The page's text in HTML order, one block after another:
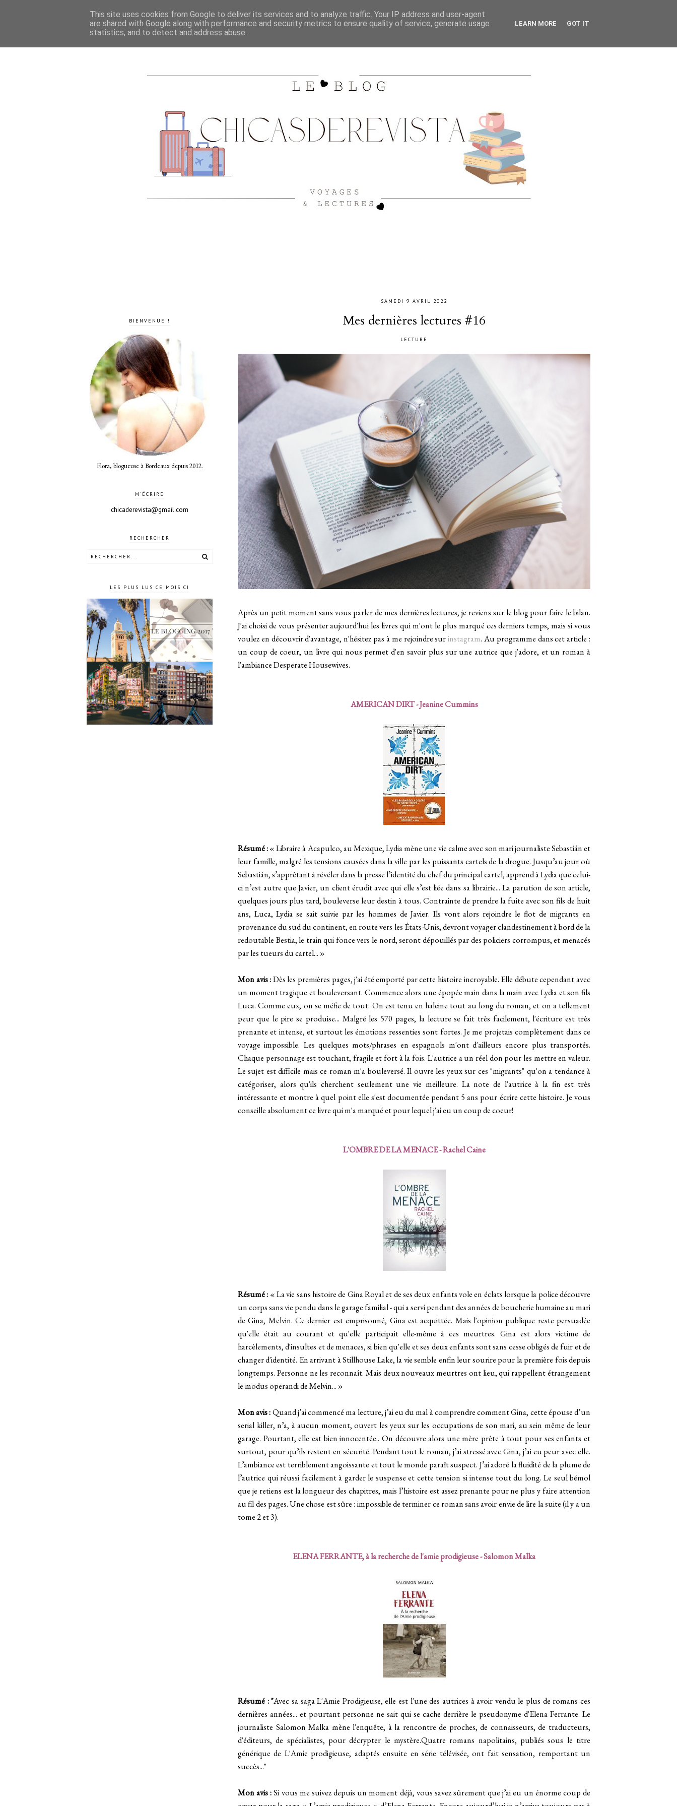
ACCUEIL A PROPOS SHOPPING CITY GUIDE BORDEAUX VOYAGES CATEGORIES
SAMEDI 9 AVRIL 2022
Mes dernières lectures #16
LECTURE
Après un petit moment sans vous parler de mes dernières lectures, je reviens sur le blog pour faire le bilan.
J'ai choisi de vous présenter aujourd'hui les livres qui m'ont le plus marqué ces derniers temps, mais si vous
voulez en découvrir d'avantage, n'hésitez pas à me rejoindre surinstagram. Au programme dans cet article :
un coup de coeur, un livre qui nous permet d'en savoir plus sur une autrice que j'adore, et un roman à
l'ambiance Desperate Housewives.
AMERICAN DIRT - Jeanine Cummins
Résumé :« Libraire à Acapulco, au Mexique, Lydia mène une vie calme avec son mari journaliste Sebastián et
leur famille, malgré les tensions causées dans la ville par les puissants cartels de la drogue. Jusqu’au jour où
Sebastián, s’apprêtant à révéler dans la presse l’identité du chef du principal cartel, apprend à Lydia que celui-
ci n’est autre que Javier, un client érudit avec qui elle s’est liée dans sa librairie... La parution de son article,
quelques jours plus tard, bouleverse leur destin à tous. Contrainte de prendre la fuite avec son fils de huit
ans, Luca, Lydia se sait suivie par les hommes de Javier. Ils vont alors rejoindre le flot de migrants en
provenance du sud du continent, en route vers les États-Unis, devront voyager clandestinement à bord de la
redoutable Bestia, le train qui fonce vers le nord, seront dépouillés par des policiers corrompus, et menacés
par les tueurs du cartel... »
Mon avis :Dès les premières pages, j'ai été emporté par cette histoire incroyable. Elle débute cependant avec
un moment tragique et bouleversant. Commence alors une épopée main dans la main avec Lydia et son fils
Luca. Comme eux, on se méfie de tout. On est tenu en haleine tout au long du roman, et on a tellement
peur que le pire se produise... Malgré les 570 pages, la lecture se fait très facilement, l'écriture est très
prenante et intense, et surtout les émotions ressenties sont fortes. Je me projetais complètement dans ce
voyage impossible. Les quelques mots/phrases en espagnols m'ont d'ailleurs encore plus transportés.
Chaque personnage est touchant, fragile et fort à la fois. L'autrice a un réel don pour les mettre en valeur.
Le sujet est difficile mais ce roman m'a bouleversé. Il ouvre les yeux sur ces "migrants" qu'on a tendance à
catégoriser, alors qu'ils cherchent seulement une vie meilleure. La note de l'autrice à la fin est très
intéressante et montre à quel point elle s'est documentée pendant 5 ans pour écrire cette histoire. Je vous
conseille absolument ce livre qui m'a marqué et pour lequel j'ai eu un coup de coeur!
L'OMBRE DE LA MENACE - Rachel Caine
Résumé : « La vie sans histoire de Gina Royal et de ses deux enfants vole en éclats lorsque la police découvre
un corps sans vie pendu dans le garage familial - qui a servi pendant des années de boucherie humaine au mari
de Gina, Melvin. Ce dernier est emprisonné, Gina est acquittée. Mais l'opinion publique reste persuadée
qu'elle était au courant et qu'elle participait elle-même à ces meurtres. Gina est alors victime de
harcèlements, d'insultes et de menaces, si bien qu'elle et ses deux enfants sont sans cesse obligés de fuir et de
changer d'identité. En arrivant à Stillhouse Lake, la vie semble enfin leur sourire pour la première fois depuis
longtemps. Personne ne les reconnaît. Mais deux nouveaux meurtres ont lieu, qui rappellent étrangement
le modus operandi de Melvin... »
Mon avis :Quand j’ai commencé ma lecture, j’ai eu du mal à comprendre comment Gina, cette épouse d’un
serial killer, n’a, à aucun moment, ouvert les yeux sur les occupations de son mari, au sein même de leur
garage. Pourtant, elle est bien innocentée.. On découvre alors une mère prête à tout pour ses enfants et
surtout, pour qu’ils restent en sécurité. Pendant tout le roman, j’ai stressé avec Gina, j’ai eu peur avec elle.
L’ambiance est terriblement angoissante et tout le monde paraît suspect. J’ai adoré la fluidité de la plume de
l’autrice qui réussi facilement à garder le suspense et cette tension si intense tout du long. Le seul bémol
que je retiens est la longueur des chapitres, mais l’histoire est assez prenante pour ne plus y faire attention
au fil des pages.Une chose est sûre : impossible de terminer ce roman sans avoir envie de lire la suite (il y a un
tome 2 et 3).
ELENA FERRANTE, à la recherche de l'amie prodigieuse - Salomon Malka
Résumé : "Avec sa saga L'Amie Prodigieuse, elle est l'une des autrices à avoir vendu le plus de romans ces
dernières années... et pourtant personne ne sait qui se cache derrière le pseudonyme d'Elena Ferrante. Le
journaliste Salomon Malka mène l'enquête, à la rencontre de proches, de connaisseurs, de traducteurs,
d'éditeurs, de spécialistes, pour décrypter le mystère.Quatre romans napolitains, publiés sous le titre
générique de L'Amie prodigieuse, adaptés ensuite en série télévisée, ont fait sensation, remportant un
succès..."
Mon avis : Si vous me suivez depuis un moment déjà, vous savez sûrement que j’ai eu un énorme coup de
BIENVENUE !
Flora, blogueuse à Bordeaux depuis 2012.
M'ÉCRIRE
chicaderevista@gmail.com
RECHERCHER
LES PLUS LUS CE MOIS CI
4 jours à
Marrakech
Le blogging
2017 ?
10 jours à
Tokyo au
Japon
4 jours à
Amsterdam
This site uses cookies from Google to deliver its services and to analyze traffic. Your IP address and user-agent
are shared with Google along with performance and security metrics to ensure quality of service, generate usage
statistics, and to detect and address abuse.
LEARN MORE GOT IT